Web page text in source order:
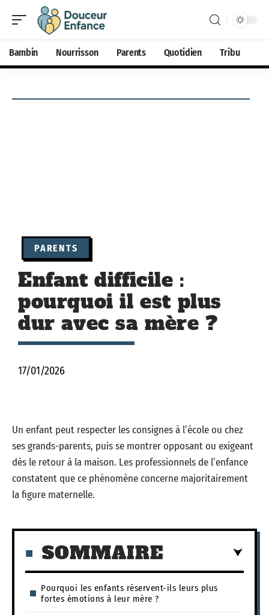
Bambin Nourrisson Parents Quotidien Tribu
PARENTS
Enfant difficile :
pourquoi il est plus
dur avec sa mère ?
17/01/2026
Un enfant peut respecter les consignes à l’école ou chez
ses grands-parents, puis se montrer opposant ou exigeant
dès le retour à la maison. Les professionnels de l’enfance
constatent que ce phénomène concerne majoritairement
la figure maternelle.
SOMMAIRE
Pourquoi les enfants réservent-ils leurs plus
fortes émotions à leur mère ?